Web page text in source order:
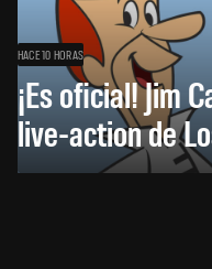
HACE 10 HORAS
¡Es oficial! Jim
live-action de